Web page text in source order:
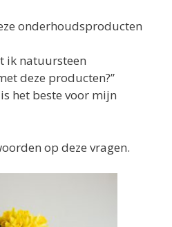
onderhoudsproducten
ik natuursteen
deze producten?”
het beste voor mijn
op deze vragen.